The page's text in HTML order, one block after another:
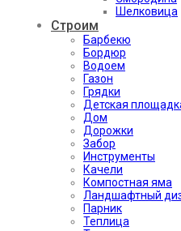
Шелковица
Строим
Барбекю
Бордюр
Водоем
Газон
Грядки
Детская
Дом
Дорожки
Забор
Инструменты
Качели
Компостная яма
Ландшафтный
Парник
Теплица